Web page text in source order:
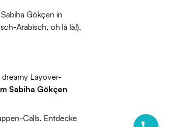
Gökçen in
Arabisch, oh là là!),
Layover-
Sabiha Gökçen
Calls. Entdecke